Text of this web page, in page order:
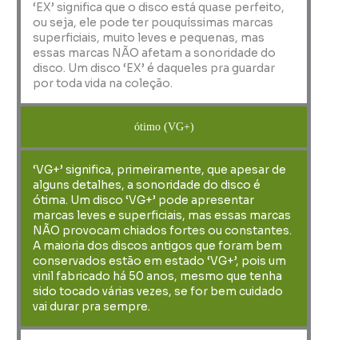
‘EX’ significa que o disco está quase perfeito,
ou seja, ele pode ter pouquíssimas marcas
superficiais, muito leves e pequenas, mas
essas marcas NÃO afetam a sonoridade do
disco. Um disco ‘EX’ é daqueles pra guardar
por toda vida na coleção.
ótimo (VG+)
‘VG+’ significa, primeiramente, que apesar de
alguns detalhes, a sonoridade do disco é
ótima. Um disco ‘VG+’ pode apresentar
marcas leves e superficiais, mas essas marcas
NÃO provocam chiados fortes ou constantes.
A maioria dos discos antigos que foram bem
conservados estão em estado ‘VG+’, pois um
vinil fabricado há 50 anos, mesmo que tenha
sido tocado várias vezes, se for bem cuidado
vai durar pra sempre.